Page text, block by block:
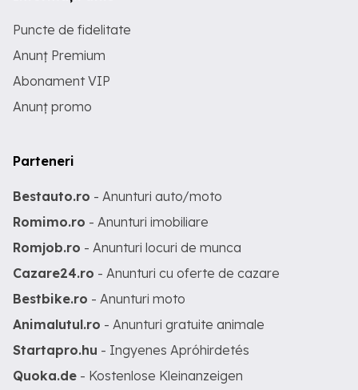
Puncte de fidelitate
Anunț Premium
Abonament VIP
Anunț promo
Parteneri
Bestauto.ro - Anunturi auto/moto
Romimo.ro - Anunturi imobiliare
Romjob.ro - Anunturi locuri de munca
Cazare24.ro - Anunturi cu oferte de cazare
Bestbike.ro - Anunturi moto
Animalutul.ro - Anunturi gratuite animale
Startapro.hu - Ingyenes Apróhirdetés
Quoka.de - Kostenlose Kleinanzeigen